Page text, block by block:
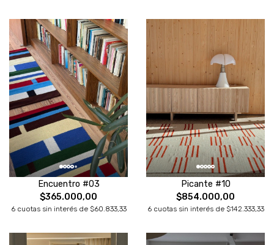
Encuentro #03
$365.000,00
6 cuotas sin interés de $60.833,33
Picante #10
$854.000,00
6 cuotas sin interés de $142.333,33